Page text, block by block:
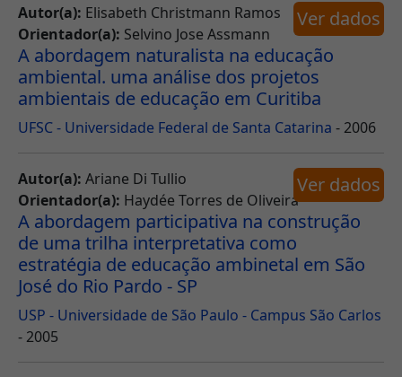
Autor(a): Elisabeth Christmann Ramos
Orientador(a): Selvino Jose Assmann
A abordagem naturalista na educação
ambiental. uma análise dos projetos
ambientais de educação em Curitiba
UFSC - Universidade Federal de Santa Catarina - 2006
Ver dados
Autor(a): Ariane Di Tullio
Orientador(a): Haydée Torres de Oliveira
A abordagem participativa na construção
de uma trilha interpretativa como
estratégia de educação ambinetal em São
José do Rio Pardo - SP
USP - Universidade de São Paulo - Campus São Carlos
- 2005
Ver dados